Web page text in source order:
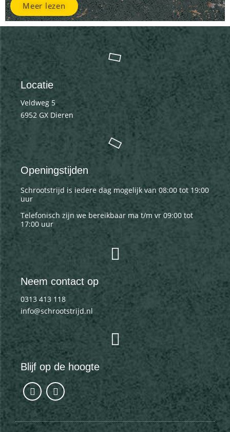
Meer lezen
Locatie
Veldweg 5
6952 GX Dieren
Openingstijden
Schrootstrijd is iedere dag mogelijk van 08:00 tot 19:00
uur
Telefonisch zijn we bereikbaar ma t/m vr 09:00 tot
17:00 uur
Neem contact op
0313 413 118
info@schrootstrijd.nl
Blijf op de hoogte